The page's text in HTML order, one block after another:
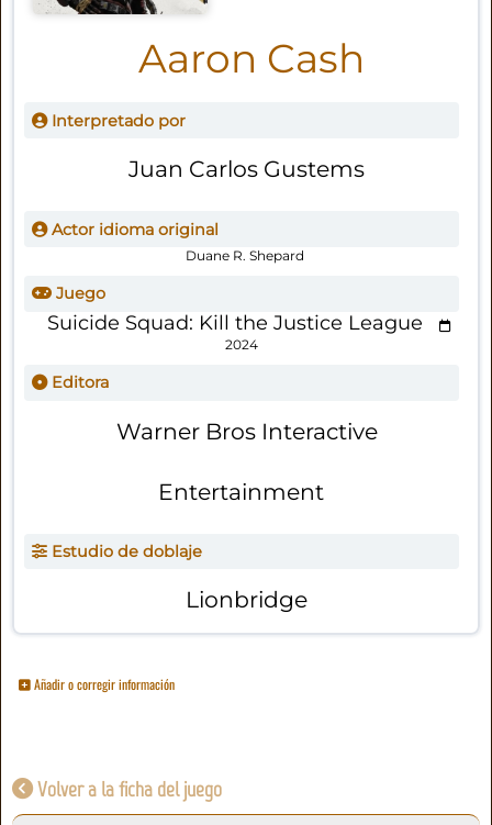
Aaron Cash
Interpretado por
Juan Carlos Gustems
Actor idioma original
Duane R. Shepard
Juego
Suicide Squad: Kill the Justice League
2024
Editora
Warner Bros Interactive
Entertainment
Estudio de doblaje
Lionbridge
Añadir o corregir información
Volver a la ficha del juego